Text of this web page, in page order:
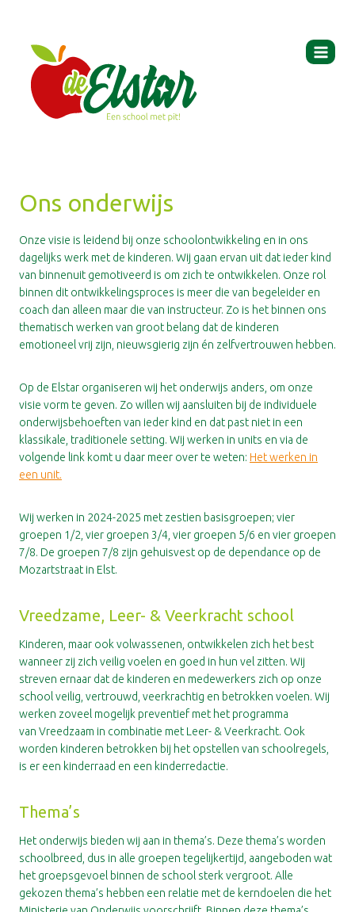
Ons onderwijs
Onze visie is leidend bij onze schoolontwikkeling en in ons
dagelijks werk met de kinderen. Wij gaan ervan uit dat ieder kind
van binnenuit gemotiveerd is om zich te ontwikkelen. Onze rol
binnen dit ontwikkelingsproces is meer die van begeleider en
coach dan alleen maar die van instructeur. Zo is het binnen ons
thematisch werken van groot belang dat de kinderen
emotioneel vrij zijn, nieuwsgierig zijn én zelfvertrouwen hebben.
Op de Elstar organiseren wij het onderwijs anders, om onze
visie vorm te geven. Zo willen wij aansluiten bij de individuele
onderwijsbehoeften van ieder kind en dat past niet in een
klassikale, traditionele setting. Wij werken in units en via de
volgende link komt u daar meer over te weten: Het werken in
een unit.
Wij werken in 2024-2025 met zestien basisgroepen; vier
groepen 1/2, vier groepen 3/4, vier groepen 5/6 en vier groepen
7/8. De groepen 7/8 zijn gehuisvest op de dependance op de
Mozartstraat in Elst.
Vreedzame, Leer- & Veerkracht school
Kinderen, maar ook volwassenen, ontwikkelen zich het best
wanneer zij zich veilig voelen en goed in hun vel zitten. Wij
streven ernaar dat de kinderen en medewerkers zich op onze
school veilig, vertrouwd, veerkrachtig en betrokken voelen. Wij
werken zoveel mogelijk preventief met het programma
van Vreedzaam in combinatie met Leer- & Veerkracht. Ook
worden kinderen betrokken bij het opstellen van schoolregels,
is er een kinderraad en een kinderredactie.
Thema’s
Het onderwijs bieden wij aan in thema’s. Deze thema’s worden
schoolbreed, dus in alle groepen tegelijkertijd, aangeboden wat
het groepsgevoel binnen de school sterk vergroot. Alle
gekozen thema’s hebben een relatie met de kerndoelen die het